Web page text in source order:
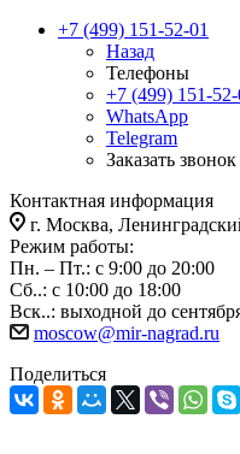
+7 (499) 151-52-01
Назад
Телефоны
+7 (499) 151-52-
WhatsApp
Telegram
Заказать звонок
Контактная информация
г. Москва,
Режим работы:
Пн. – Пт.: с 9:00 до 20:00
Сб..: с 10:00 до 18:00
Вск..: выходной до
moscow@mir-nagrad.ru
Поделиться